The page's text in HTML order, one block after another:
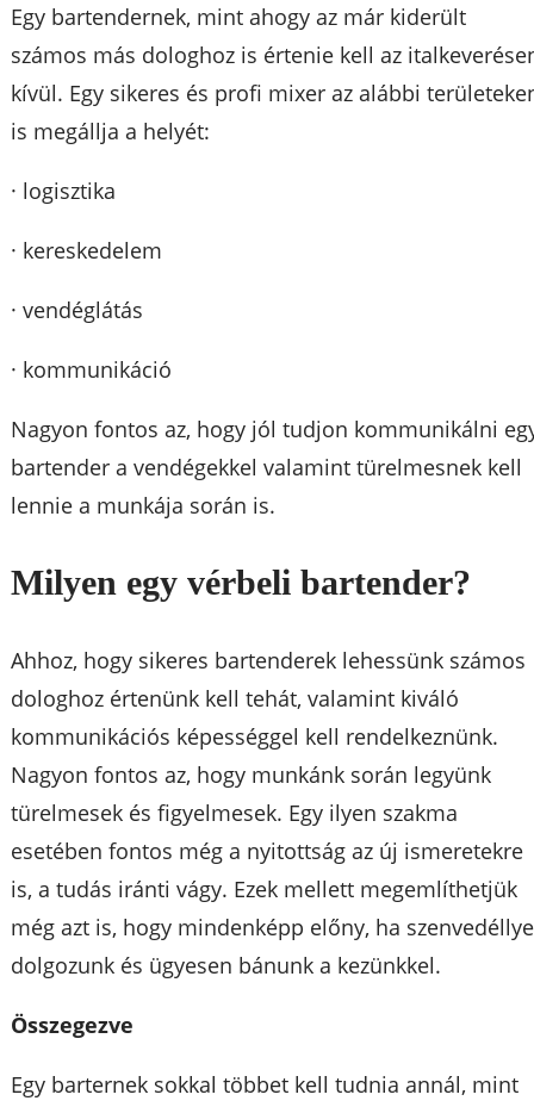
Egy bartendernek, mint ahogy az már kiderült
számos más dologhoz is értenie kell az
kívül. Egy sikeres és profi mixer az alábbi
is megállja a helyét:
· logisztika
· kereskedelem
· vendéglátás
· kommunikáció
Nagyon fontos az, hogy jól tudjon kommunikálni
bartender a vendégekkel valamint türelmesnek kell
lennie a munkája során is.
Milyen egy vérbeli bartender?
Ahhoz, hogy sikeres bartenderek lehessünk számos
dologhoz értenünk kell tehát, valamint kiváló
kommunikációs képességgel kell rendelkeznünk.
Nagyon fontos az, hogy munkánk során legyünk
türelmesek és figyelmesek. Egy ilyen szakma
esetében fontos még a nyitottság az új ismeretekre
is, a tudás iránti vágy. Ezek mellett megemlíthetjük
még azt is, hogy mindenképp előny, ha
dolgozunk és ügyesen bánunk a kezünkkel.
Összegezve
Egy barternek sokkal többet kell tudnia annál, mint